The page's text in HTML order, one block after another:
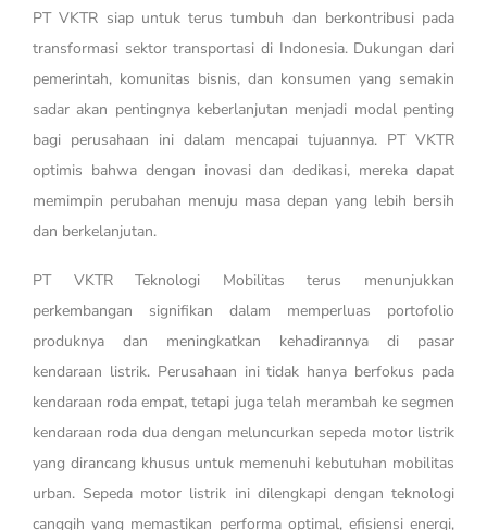
PT VKTR siap untuk terus tumbuh dan berkontribusi pada
transformasi sektor transportasi di Indonesia. Dukungan dari
pemerintah, komunitas bisnis, dan konsumen yang semakin
sadar akan pentingnya keberlanjutan menjadi modal penting
bagi perusahaan ini dalam mencapai tujuannya. PT VKTR
optimis bahwa dengan inovasi dan dedikasi, mereka dapat
memimpin perubahan menuju masa depan yang lebih bersih
dan berkelanjutan.
PT VKTR Teknologi Mobilitas terus menunjukkan
perkembangan signifikan dalam memperluas portofolio
produknya dan meningkatkan kehadirannya di pasar
kendaraan listrik. Perusahaan ini tidak hanya berfokus pada
kendaraan roda empat, tetapi juga telah merambah ke segmen
kendaraan roda dua dengan meluncurkan sepeda motor listrik
yang dirancang khusus untuk memenuhi kebutuhan mobilitas
urban. Sepeda motor listrik ini dilengkapi dengan teknologi
canggih yang memastikan performa optimal, efisiensi energi,